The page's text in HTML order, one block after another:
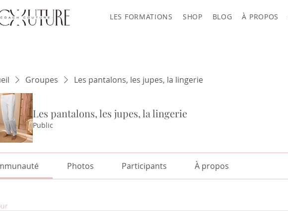
LES FORMATIONS SHOP BLOG À PROPOS
Groupes Les pantalons, les jupes, la lingerie
Les pantalons, les jupes, la lingerie
Public
Photos Participants À propos